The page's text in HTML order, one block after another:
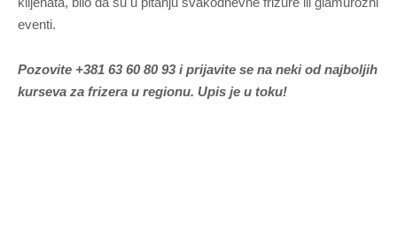
eventi.
Pozovite +381 63 60 80 93 i prijavite se na neki od najboljih
kurseva za frizera u regionu. Upis je u toku!